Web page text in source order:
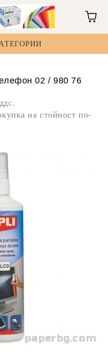
02 / 980 76
на стойност по-